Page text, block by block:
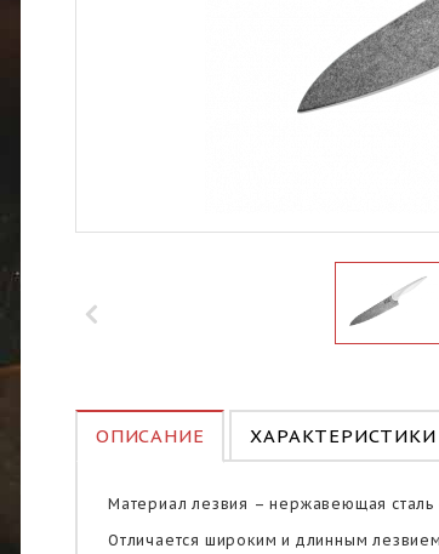
ОПИСАНИЕ ХАРАКТЕРИСТИКИ
Материал лезвия – нержавеющая сталь
Отличается широким и длинным